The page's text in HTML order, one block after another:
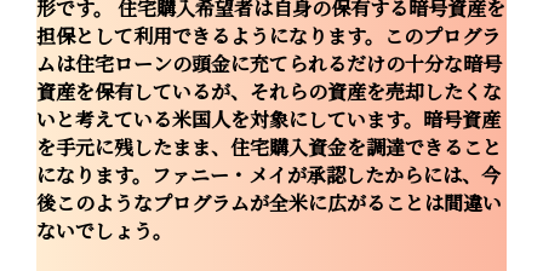
形です。 住宅購入希望者は自身の保有する暗号資産を
担保として利用できるようになります。このプログラ
ムは住宅ローンの頭金に充てられるだけの十分な暗号
資産を保有しているが、それらの資産を売却したくな
いと考えている米国人を対象にしています。暗号資産
を手元に残したまま、住宅購入資金を調達できること
になります。ファニー・メイが承認したからには、今
後このようなプログラムが全米に広がることは間違い
ないでしょう。